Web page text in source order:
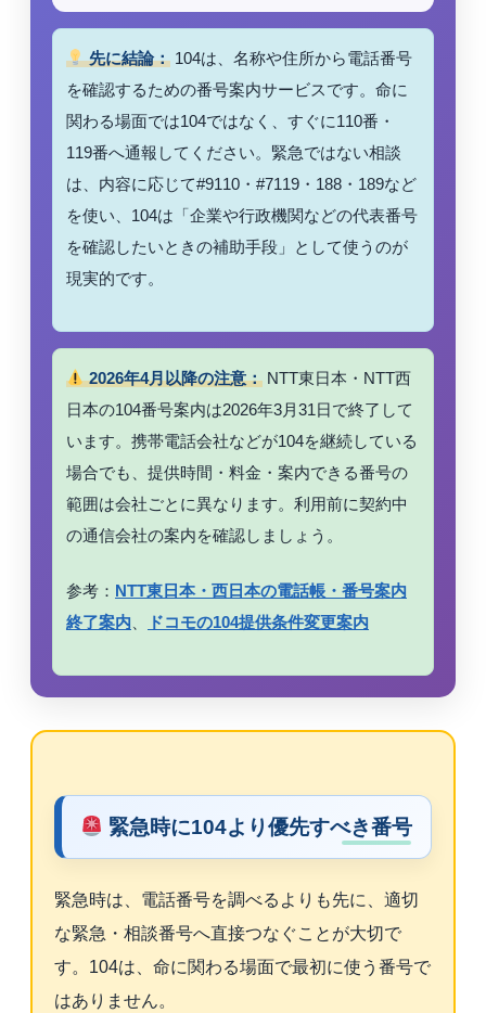
先に結論： 104は、名称や住所から電話番号
を確認するための番号案内サービスです。命に
関わる場面では104ではなく、すぐに110番・
119番へ通報してください。緊急ではない相談
は、内容に応じて#9110・#7119・188・189など
を使い、104は「企業や行政機関などの代表番号
を確認したいときの補助手段」として使うのが
現実的です。
2026年4月以降の注意： NTT東日本・NTT西
日本の104番号案内は2026年3月31日で終了して
います。携帯電話会社などが104を継続している
場合でも、提供時間・料金・案内できる番号の
範囲は会社ごとに異なります。利用前に契約中
の通信会社の案内を確認しましょう。
参考： NTT東日本・西日本の電話帳・番号案内
終了案内
ドコモの104提供条件変更案内
緊急時に104より優先すべき番号
緊急時は、電話番号を調べるよりも先に、適切
な緊急・相談番号へ直接つなぐことが大切で
す。104は、命に関わる場面で最初に使う番号で
はありません。